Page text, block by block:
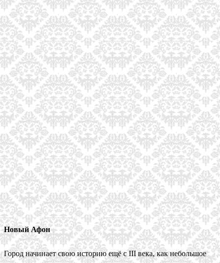
Новый Афон
Город начинает свою историю ещё с III века, как небольшое